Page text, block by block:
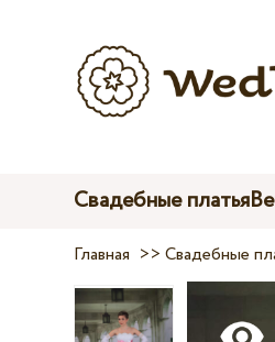
Свадебные платья
Главная >>Свадебные